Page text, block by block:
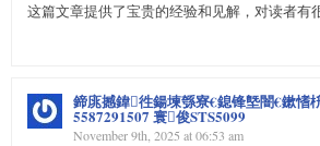
这篇文章提供了宝贵的经验和见解，对读者有
鍗庣撼鍏徃鍚堜綔寮€鎴锋墍闇€鏉愭
5587291507 寰俊STS5099
November 9th, 2025 at 06:53 am